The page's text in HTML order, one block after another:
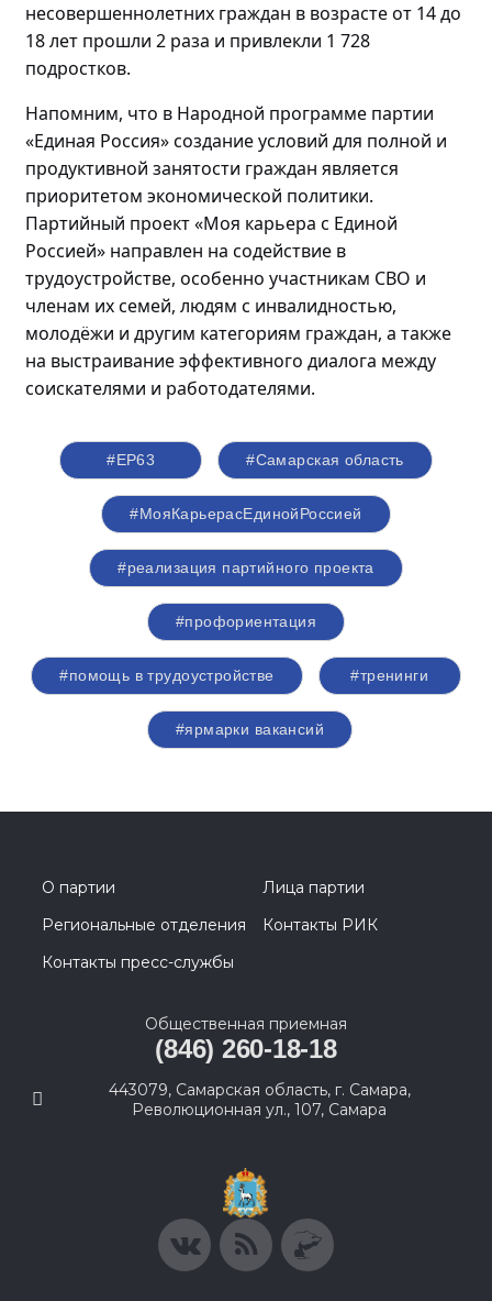
несовершеннолетних граждан в возрасте от 14 до
18 лет прошли 2 раза и привлекли 1 728
подростков.
Напомним, что в Народной программе партии
«Единая Россия» создание условий для полной и
продуктивной занятости граждан является
приоритетом экономической политики.
Партийный проект «Моя карьера с Единой
Россией» направлен на содействие в
трудоустройстве, особенно участникам СВО и
членам их семей, людям с инвалидностью,
молодёжи и другим категориям граждан, а также
на выстраивание эффективного диалога между
соискателями и работодателями.
#ЕР63 #Самарская область
#МояКарьерасЕдинойРоссией
#реализация партийного проекта
#профориентация
#помощь в трудоустройстве #тренинги
#ярмарки вакансий
О партии
Лица партии
Региональные отделения
Контакты РИК
Контакты пресс-службы
Общественная приемная
(846) 260-18-18
443079, Самарская область, г. Самара,
Революционная ул., 107, Самара